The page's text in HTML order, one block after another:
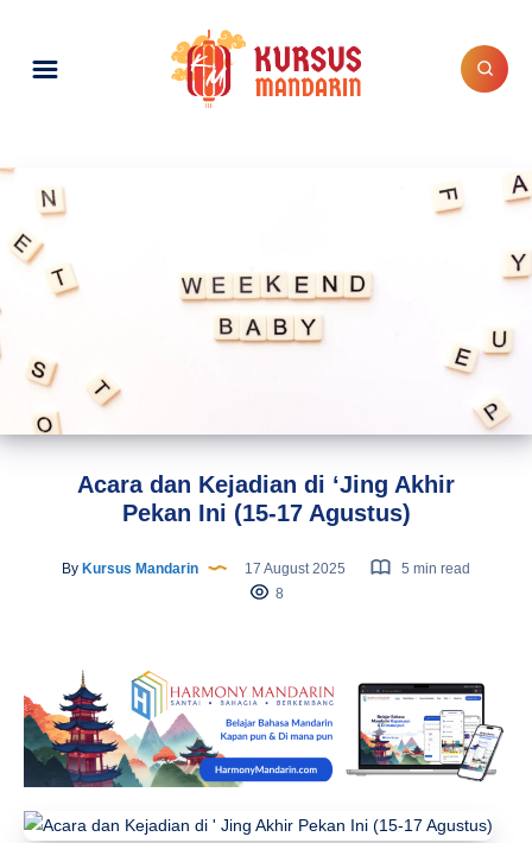
Acara dan Kejadian di ‘Jing Akhir
Pekan Ini (15-17 Agustus)
By Kursus Mandarin 17 August 2025
5 min read
8